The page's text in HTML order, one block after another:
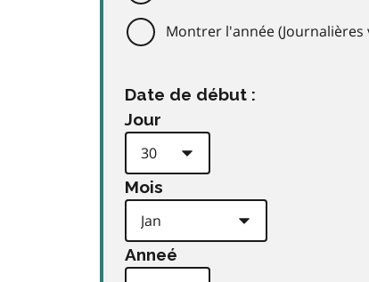
Montrer l'année (Journalières
Date de début :
Jour
Mois
Anneé